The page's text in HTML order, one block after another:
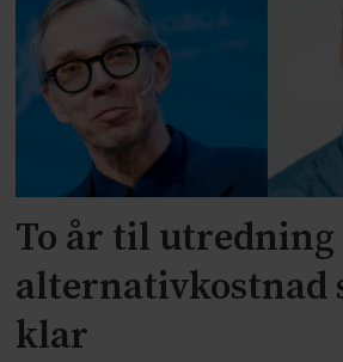
To år til utredning
alternativkostnad
klar